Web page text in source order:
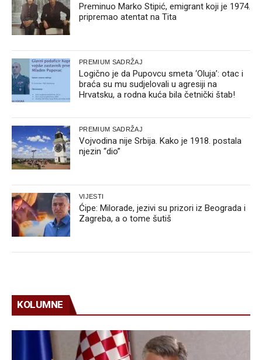
Preminuo Marko Stipić, emigrant koji je 1974.
pripremao atentat na Tita
PREMIUM SADRŽAJ
Logično je da Pupovcu smeta ‘Oluja’: otac i
braća su mu sudjelovali u agresiji na
Hrvatsku, a rodna kuća bila četnički štab!
PREMIUM SADRŽAJ
Vojvodina nije Srbija. Kako je 1918. postala
njezin “dio”
VIJESTI
Ćipe: Milorade, jezivi su prizori iz Beograda i
Zagreba, a o tome šutiš
KOLUMNE